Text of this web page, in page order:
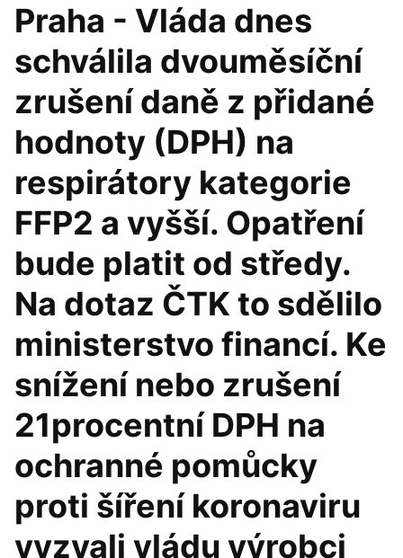
Praha - Vláda dnes
schválila dvouměsíční
zrušení daně z přidané
hodnoty (DPH) na
respirátory kategorie
FFP2 a vyšší. Opatření
bude platit od středy.
Na dotaz ČTK to sdělilo
ministerstvo financí. Ke
snížení nebo zrušení
21procentní DPH na
ochranné pomůcky
proti šíření koronaviru
vyzvali vládu výrobci